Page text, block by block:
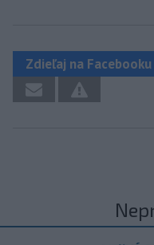
Zdieľaj na Facebooku